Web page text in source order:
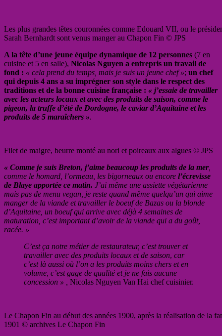
Les plus grandes têtes couronnées comme Edouard VII, ou le
Sarah Bernhardt sont venus manger au Chapon Fin © JPS
A la tête d’une jeune équipe dynamique de 12 personnes (7 en
cuisine et 5 en salle), Nicolas Nguyen a entrepris un travail de
fond : « cela prend du temps, mais je suis un jeune chef »; un chef
qui depuis 4 ans a su imprégner son style dans le respect des
traditions et de la bonne cuisine française : « j’essaie de travailler
avec les acteurs locaux et avec des produits de saison, comme le
pigeon, la truffe d’été de Dordogne, le caviar d’Aquitaine et les
produits de 5 maraîchers ».
Filet de maigre, beurre monté au nori et poireaux aux algues © JPS
« Comme je suis Breton, j’aime beaucoup les produits de la mer,
comme le homard, l’ormeau, les bigorneaux ou encore l’écrevisse
de Blaye apportée ce matin. J’ai même une assiette végétarienne
mais pas de menu vegan, je reste quand même quelqu’un qui aime
manger de la viande et travailler le boeuf de Bazas ou la blonde
d’Aquitaine, un boeuf qui arrive avec déjà 4 semaines de
maturation, c’est important d’avoir de la viande qui a du goût,
racée. »
C’est ça notre métier de restaurateur, c’est trouver et
travailler avec des produits locaux et de saison, car
c’est là aussi où l’on a les produits moins chers et en
volume, c’est gage de qualité et je ne fais aucune
concession » , Nicolas Nguyen Van Hai chef cuisinier.
Le Chapon Fin au début des années 1900, après la réalisation de la
1901 © archives Le Chapon Fin